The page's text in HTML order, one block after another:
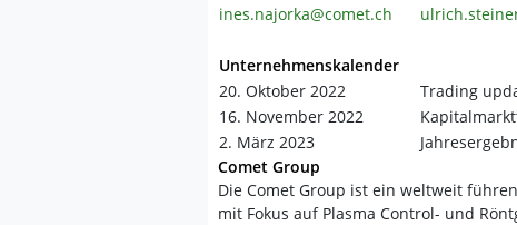
ines.najorka@comet.ch
Unternehmenskalender
20. Oktober 2022
Trading
16. November 2022
2. März 2023
Comet Group
Die Comet Group ist ein weltweit
mit Fokus auf Plasma Control- und